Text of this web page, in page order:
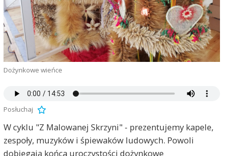
Dożynkowe wieńce
Posłuchaj
W cyklu "Z Malowanej Skrzyni" - prezentujemy kapele,
zespoły, muzyków i śpiewaków ludowych. Powoli
dobiegają końca uroczystości dożynkowe